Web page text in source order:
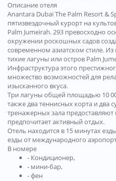
Описание отеля
Anantara Dubai The Palm Resort &
пятизвездочный курорт на
Palm Jumeirah. 293 превосходно
окружении роскошных садов
современном азиатском стиле.
тихие лагуны или остров Palm
Инфраструктура этого
множество возможностей для
изысканного вкуса.
Три лагуны общей площадью 10
также два теннисных корта и два
тренажерных зала предоставляют
предпочитает активный отдых.
Отель находится в 15 минутах
езды от международного
В номере
- Кондиционер,
- мини-бар,
- фен